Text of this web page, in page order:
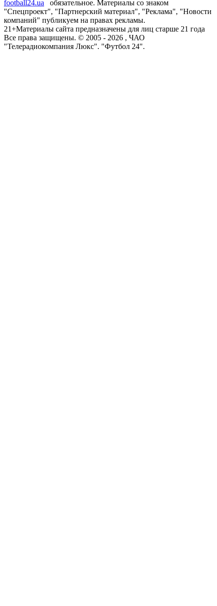
football24.ua
обязательное. Материалы со знаком
"Спецпроект", "Партнерский материал", "Реклама", "Новости
компаний" публикуем на правах рекламы.
21+Материалы сайта предназначены для лиц старше 21 года
Все права защищены. © 2005 - 2026 , ЧАО
"Телерадиокомпания Люкс". "Футбол 24".